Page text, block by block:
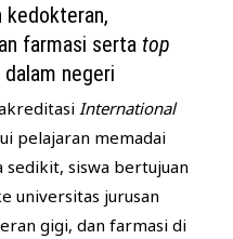
kedokteran,
farmasi serta top
negeri
International
pelajaran memadai
sedikit, siswa bertujuan
universitas jurusan
gigi, dan farmasi di